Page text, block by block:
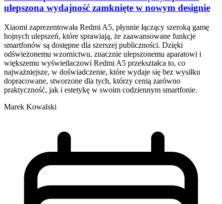
ulepszona wydajność zamknięte w nowym designie
Xiaomi zaprezentowała Redmi A5, płynnie łączący szeroką gamę
hojnych ulepszeń, które sprawiają, że zaawansowane funkcje
smartfonów są dostępne dla szerszej publiczności. Dzięki
odświeżonemu wzornictwu, znacznie ulepszonemu aparatowi i
większemu wyświetlaczowi Redmi A5 przekształca to, co
najważniejsze, w doświadczenie, które wydaje się bez wysiłku
dopracowane, stworzone dla tych, którzy cenią zarówno
praktyczność, jak i estetykę w swoim codziennym smartfonie.
Marek Kowalski